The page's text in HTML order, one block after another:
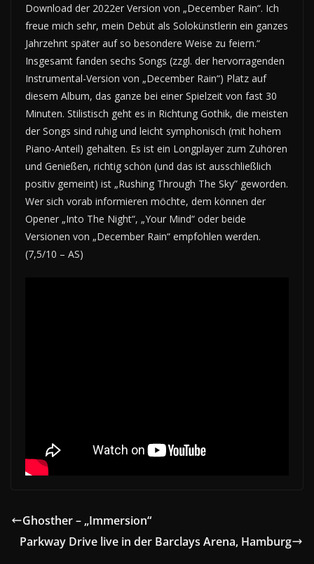
Download der 2022er Version von „December Rain“. Ich
freue mich sehr, mein Debüt als Solokünstlerin ein ganzes
Jahrzehnt später auf so besondere Weise zu feiern.“
Insgesamt fanden sechs Songs (zzgl. der hervorragenden
Instrumental-Version von „December Rain“) Platz auf
diesem Album, das ganze bei einer Spielzeit von fast 30
Minuten. Stilistisch geht es in Richtung Gothik, die meisten
der Songs sind ruhig und leicht symphonisch (mit hohem
Piano-Anteil) gehalten. Es ist ein Longplayer zum Zuhören
und Genießen, richtig schön (und das ist ausschließlich
positiv gemeint) ist „Rushing Through The Sky” geworden.
Wer sich vorab informieren möchte, dem können der
Opener „Into The Night“, „Your Mind“ oder beide
Versionen von „December Rain“ empfohlen werden.
(7,5/10 – AS)
Ghosther – „Immersion“
Parkway Drive live in der Barclays Arena, Hamburg